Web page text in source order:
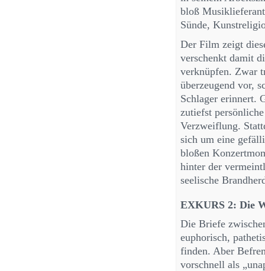
bloß
Sünde,
Der Film zeigt
verschenkt damit
verknüpfen. Zwar
überzeugend vor,
Schlager erinnert.
zutiefst
Verzweiflung.
sich um eine
bloßen
hinter der
seelische
EXKURS 2: Die
Die Briefe
euphorisch,
finden. Aber
vorschnell als